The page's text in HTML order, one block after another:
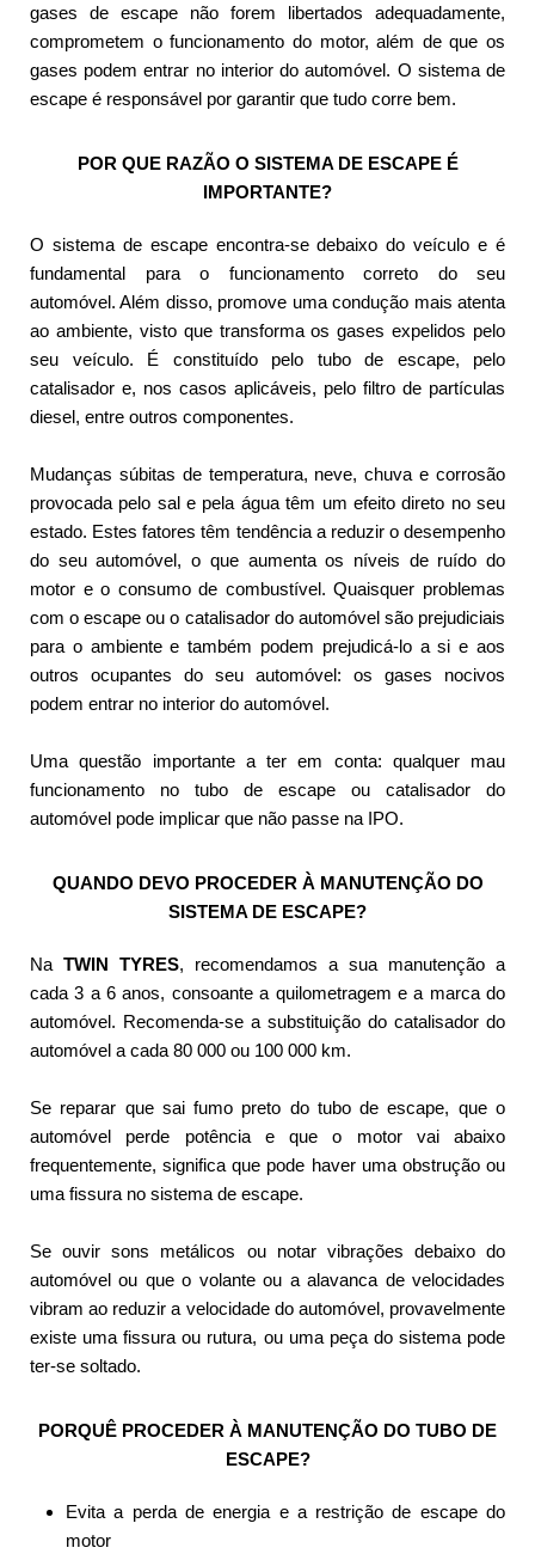
gases de escape não forem libertados adequadamente,
comprometem o funcionamento do motor, além de que os
gases podem entrar no interior do automóvel. O sistema de
escape é responsável por garantir que tudo corre bem.
POR QUE RAZÃO O SISTEMA DE ESCAPE É
IMPORTANTE?
O sistema de escape encontra-se debaixo do veículo e é
fundamental para o funcionamento correto do seu
automóvel. Além disso, promove uma condução mais atenta
ao ambiente, visto que transforma os gases expelidos pelo
seu veículo. É constituído pelo tubo de escape, pelo
catalisador e, nos casos aplicáveis, pelo filtro de partículas
diesel, entre outros componentes.
Mudanças súbitas de temperatura, neve, chuva e corrosão
provocada pelo sal e pela água têm um efeito direto no seu
estado. Estes fatores têm tendência a reduzir o desempenho
do seu automóvel, o que aumenta os níveis de ruído do
motor e o consumo de combustível. Quaisquer problemas
com o escape ou o catalisador do automóvel são prejudiciais
para o ambiente e também podem prejudicá-lo a si e aos
outros ocupantes do seu automóvel: os gases nocivos
podem entrar no interior do automóvel.
Uma questão importante a ter em conta: qualquer mau
funcionamento no tubo de escape ou catalisador do
automóvel pode implicar que não passe na IPO.
QUANDO DEVO PROCEDER À MANUTENÇÃO DO
SISTEMA DE ESCAPE?
Na TWIN TYRES, recomendamos a sua manutenção a
cada 3 a 6 anos, consoante a quilometragem e a marca do
automóvel. Recomenda-se a substituição do catalisador do
automóvel a cada 80 000 ou 100 000 km.
Se reparar que sai fumo preto do tubo de escape, que o
automóvel perde potência e que o motor vai abaixo
frequentemente, significa que pode haver uma obstrução ou
uma fissura no sistema de escape.
Se ouvir sons metálicos ou notar vibrações debaixo do
automóvel ou que o volante ou a alavanca de velocidades
vibram ao reduzir a velocidade do automóvel, provavelmente
existe uma fissura ou rutura, ou uma peça do sistema pode
ter-se soltado.
PORQUÊ PROCEDER À MANUTENÇÃO DO TUBO DE
ESCAPE?
Evita a perda de energia e a restrição de escape do
motor